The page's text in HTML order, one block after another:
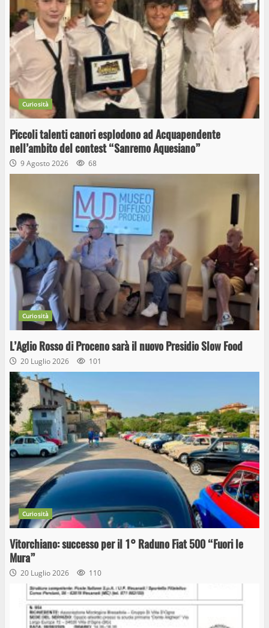
Curiosità
Piccoli talenti canori esplodono ad Acquapendente
nell’ambito del contest “Sanremo Aquesiano”
9 Agosto 2026 68
Curiosità
L’Aglio Rosso di Proceno sarà il nuovo Presidio Slow Food
20 Luglio 2026 101
Curiosità
Vitorchiano: successo per il 1° Raduno Fiat 500 “Fuori le
Mura”
20 Luglio 2026 110